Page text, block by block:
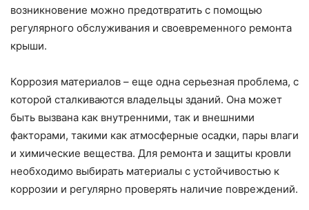
возникновение можно предотвратить с помощью
регулярного обслуживания и своевременного ремонта
крыши.
Коррозия материалов – еще одна серьезная проблема, с
которой сталкиваются владельцы зданий. Она может
быть вызвана как внутренними, так и внешними
факторами, такими как атмосферные осадки, пары влаги
и химические вещества. Для ремонта и защиты кровли
необходимо выбирать материалы с устойчивостью к
коррозии и регулярно проверять наличие повреждений.